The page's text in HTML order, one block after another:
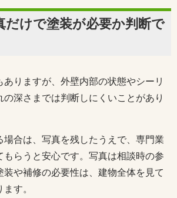
だけで塗装が必要か判断で
りますが、外壁内部の状態やシーリ
の深さまでは判断しにくいことがあり
場合は、写真を残したうえで、専門業
もらうと安心です。写真は相談時の参
装や補修の必要性は、建物全体を見て
す。